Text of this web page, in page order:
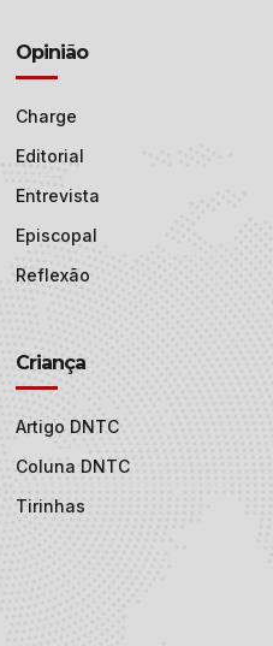
Opinião
Charge
Editorial
Entrevista
Episcopal
Reflexão
Criança
Artigo DNTC
Coluna DNTC
Tirinhas